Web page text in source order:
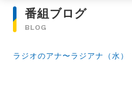
番組ブログ
BLOG
ラジオのアナ〜ラジアナ（水）